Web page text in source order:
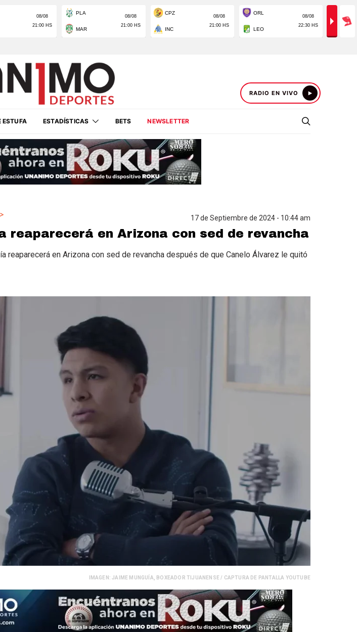
RADIO EN VIVO
ESTUFA ESTADÍSTICAS BETS NEWSLETTER
> 17 de Septiembre de 2024 - 10:44 am
reaparecerá en Arizona con sed de revancha
reaparecerá en Arizona con sed de revancha después de que Canelo Álvarez le quitó
IMAGEN: JAIME MUNGUÍA, BOXEADOR TIJUANENSE / CAPTURA DE PANTALLA YOUTUBE